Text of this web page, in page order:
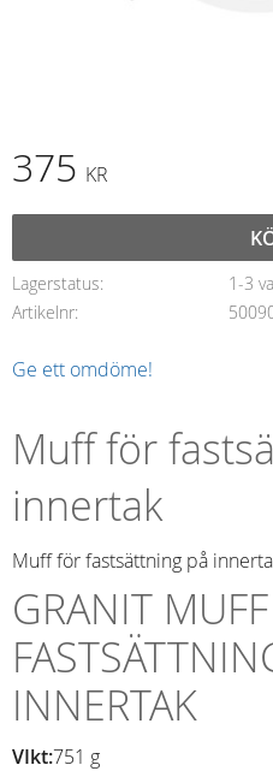
375 KR
Lagerstatus
1-3
Artikelnr
Ge ett omdöme!
Muff för
innertak
Muff för fastsättning på
GRANIT
INNERTAK
VIkt:751 g